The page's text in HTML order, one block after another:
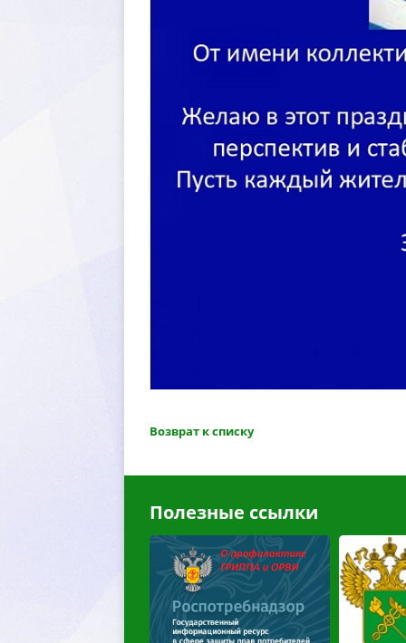
озврат к списку
Полезные ссылки